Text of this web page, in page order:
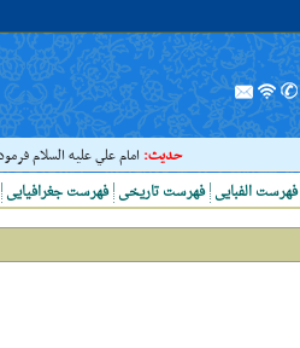
حدیث:امام علي عليه السلام
فهرست جغرافیایی فهرست تاریخی فهرست الفبایی